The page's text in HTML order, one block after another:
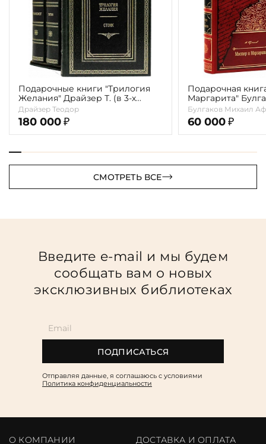
Подарочные книги "Трилогия
Желания" Драйзер Т. (в 3-х
томах)
Драйзер Теодор
180 000 ₽
Подарочная
Маргарита"
Булгаков Михаил
60 000 ₽
СМОТРЕТЬ ВСЕ
Введите e-mail и мы будем
сообщать вам о новых
эксклюзивных библиотеках
ПОДПИСАТЬСЯ
Отправляя данные, я соглашаюсь c условиями
Политика конфиденциальности
О КОМПАНИИ ДОСТАВКА И ОПЛАТА